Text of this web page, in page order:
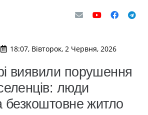
18:07, Вівторок, 2 Червня, 2026
виявили порушення
люди
безкоштовне житло